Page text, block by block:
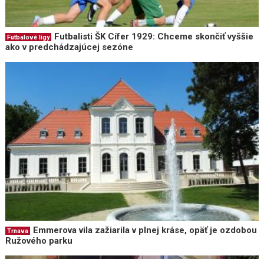
Futbalové ligy
Futbalisti ŠK Cífer 1929: Chceme skončiť vyššie
ako v predchádzajúcej sezóne
Trnava
Emmerova vila zažiarila v plnej kráse, opäť je ozdobou
Ružového parku